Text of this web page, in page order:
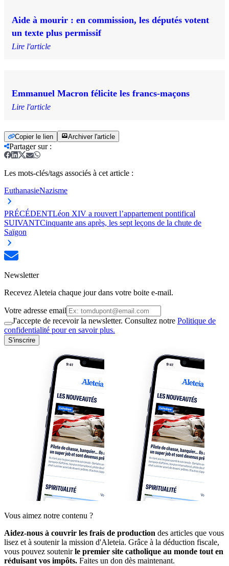
Aide à mourir : en commission, les députés votent
un texte plus permissif
Lire l'article
Emmanuel Macron félicite les francs-maçons
Lire l'article
Copier le lien Archiver l'article
Partager sur:
Les mots-clés/tags associés à cet article :
EuthanasieNazisme
PRÉCÉDENTLéon XIV a rouvert l’appartement pontifical
SUIVANTCinquante ans après, les sept leçons de la chute de
Saïgon
Newsletter
Recevez Aleteia chaque jour dans votre boite e-mail.
Votre adresse email
J'accepte de recevoir la newsletter. Consultez notre Politique de
confidentialité pour en savoir plus.
S'inscrire
Vous aimez notre contenu ?
Aidez-nous à couvrir les frais de production des articles que vous
lisez et à soutenir la mission d'Aleteia. Grâce à la déduction fiscale,
vous pouvez soutenirle premier site catholique au monde tout en
réduisant vos impôts. Faites un don dès maintenant.